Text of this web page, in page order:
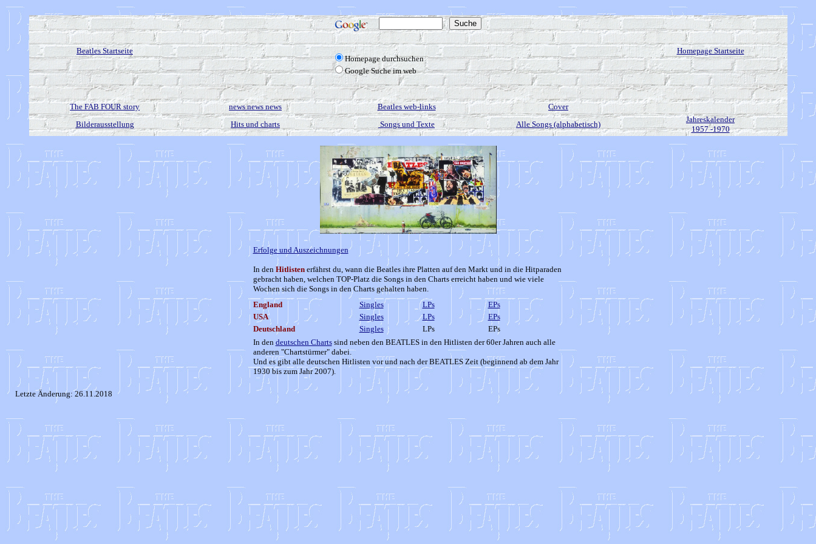
Beatles Startseite
Homepage durchsuchen
Google Suche im web
Homepage Startseite
The FAB FOUR story news news news Beatles web-links
Cover
Bilderausstellung
Hits und charts Songs und Texte Alle Songs (alphabetisch)
Jahreskalender
1957 -1970
Erfolge und Auszeichnungen
In den Hitlisten erfährst du, wann die Beatles ihre Platten auf den Markt und in die Hitparaden
gebracht haben, welchen TOP-Platz die Songs in den Charts erreicht haben und wie viele
Wochen sich die Songs in den Charts gehalten haben.
England
Singles LPs
EPs
USA
Singles LPs
EPs
Deutschland
Singles LPs
EPs
In den deutschen Chartssind neben den BEATLES in den Hitlisten der 60er Jahren auch alle
anderen "Chartstürmer" dabei.
Und es gibt alle deutschen Hitlisten vor und nach der BEATLES Zeit (beginnend ab dem Jahr
1930 bis zum Jahr 2007).
Letzte Änderung:26.11.2018